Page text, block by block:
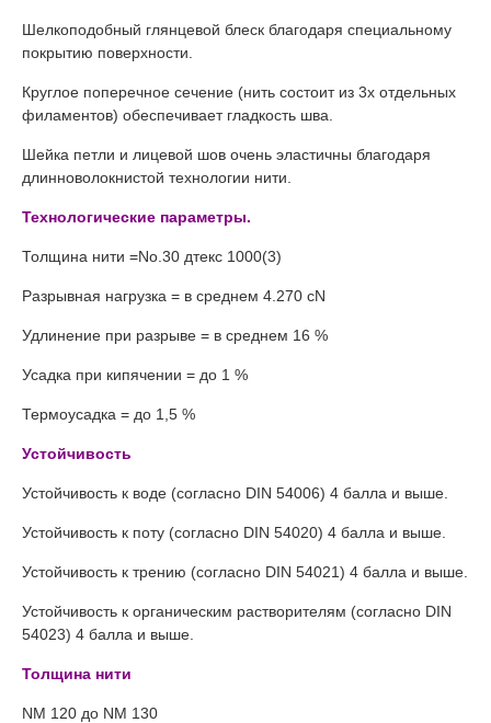
Шелкоподобный глянцевой блеск благодаря специальному
покрытию поверхности.
Круглое поперечное сечение (нить состоит из 3х отдельных
филаментов) обеспечивает гладкость шва.
Шейка петли и лицевой шов очень эластичны благодаря
длинноволокнистой технологии нити.
Технологические параметры.
Толщина нити =No.30 дтекс 1000(3)
Разрывная нагрузка = в среднем 4.270 сN
Удлинение при разрыве = в среднем 16 %
Усадка при кипячении = до 1 %
Термоусадка = до 1,5 %
Устойчивость
Устойчивость к воде (согласно DIN 54006) 4 балла и выше.
Устойчивость к поту (согласно DIN 54020) 4 балла и выше.
Устойчивость к трению (согласно DIN 54021) 4 балла и выше.
Устойчивость к органическим растворителям (согласно DIN
54023) 4 балла и выше.
Толщина нити
NM 120 до NM 130